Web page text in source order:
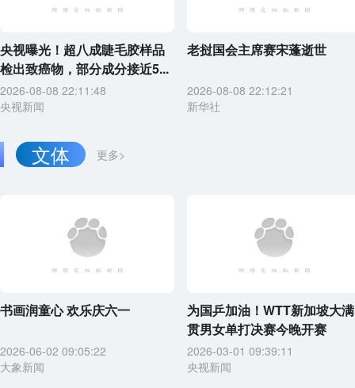
央视曝光！超八成睫毛胶样品
检出致癌物，部分成分接近5...
2026-08-08 22:11:48
央视新闻
老挝国会主席赛宋蓬逝世
2026-08-08 22:12:21
新华社
更多>
文体
书画润童心 欢乐庆六一
2026-06-02 09:05:22
大象新闻
为国乒加油！WTT新加坡大满
贯男女单打决赛今晚开赛
2026-03-01 09:39:11
央视新闻